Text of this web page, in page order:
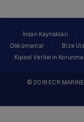
İnsan Kaynakları
Dökümanlar
Bize
Kişisel Verilerin
© 2018 ECR